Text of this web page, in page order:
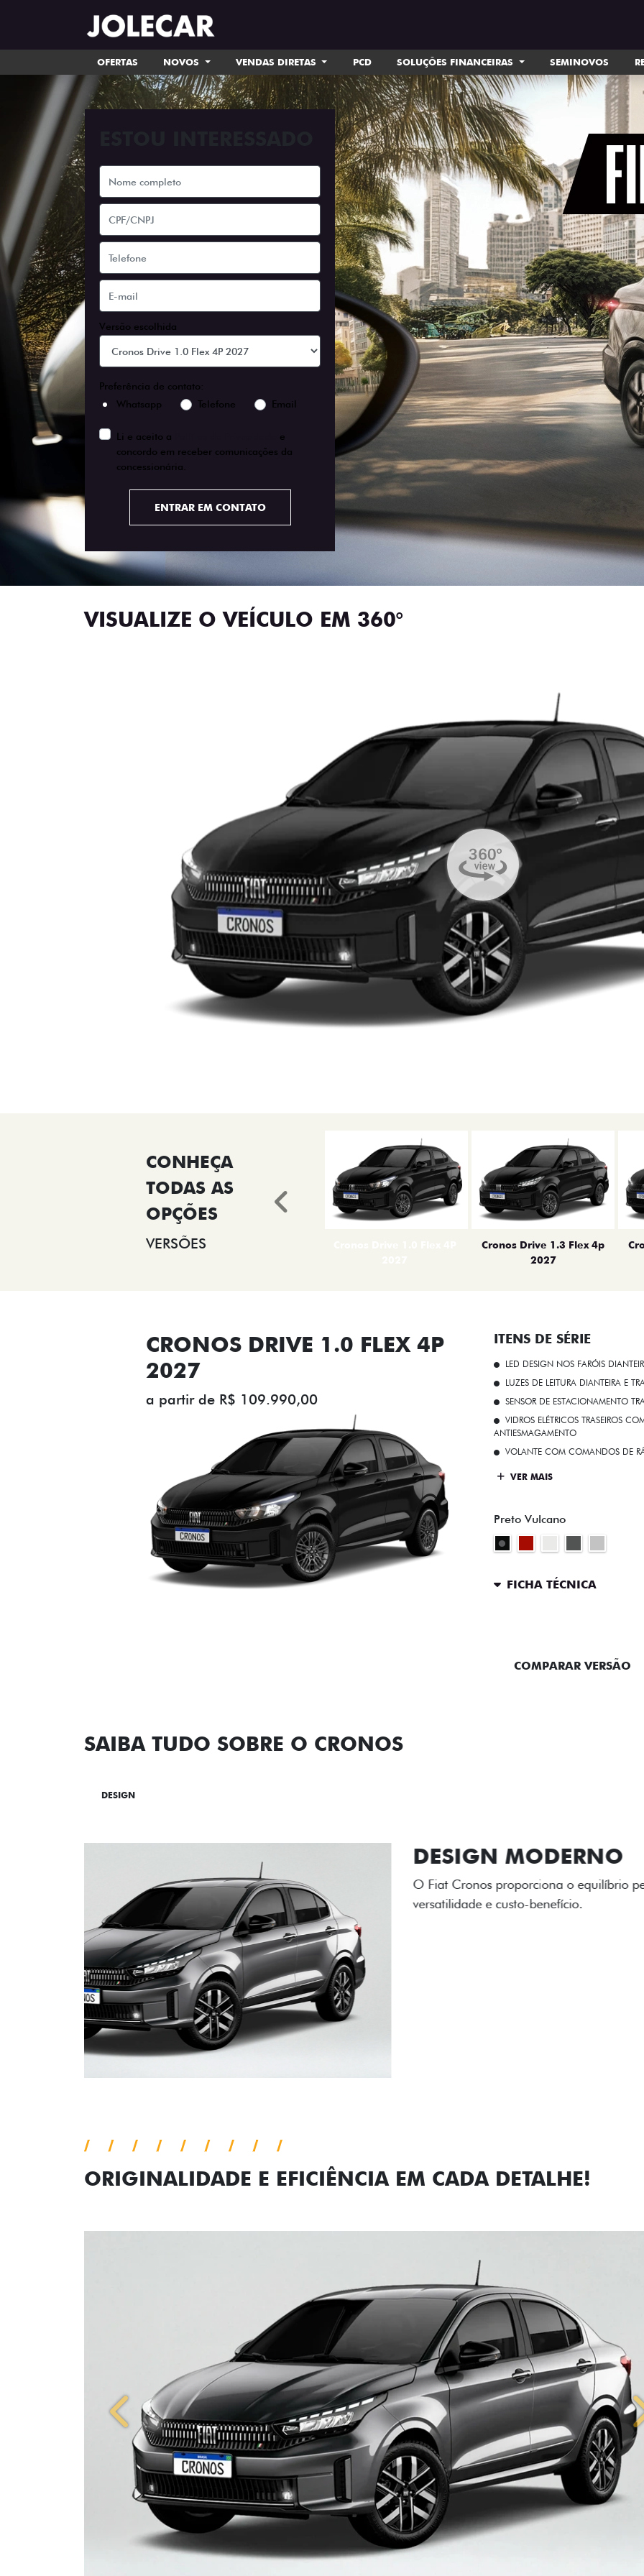
OFERTAS NOVOS VENDAS DIRETAS PCD SOLUÇÕES FINANCEIRAS SEMINOVOS
Versão escolhida
Preferência de contato:
Whatsapp
Telefone Email
Li e aceito a
e
concordo em receber comunicações da
concessionária.
ENTRAR EM CONTATO
VISUALIZE O VEÍCULO EM 360°
VERSÕES
Cronos Drive 1.3 Flex 4p
2027
Anterior
CRONOS DRIVE 1.0 FLEX 4P
2027
a partir de R$ 109.990,00
ITENS DE SÉRIE
LED DESIGN NOS FARÓIS
LUZES DE LEITURA DIANTEIRA E
SENSOR DE ESTACIONAMENTO
VIDROS ELÉTRICOS TRASEIROS
ANTIESMAGAMENTO
VOLANTE COM COMANDOS DE
VER MAIS
Preto Vulcano
FICHA TÉCNICA
COMPARAR VERSÃO
SAIBA TUDO SOBRE O CRONOS
DESIGN
RODAS DE
As rodas de liga leve com
diamantado elevam o
ORIGINALIDADE E EFICIÊNCIA EM CADA DETALHE!
Anterior